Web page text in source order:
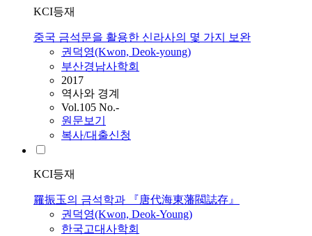
KCI등재
중국 금석문을 활용한 신라사의 몇 가지 보완
권덕영(Kwon, Deok-young)
부산경남사학회
2017
역사와 경계
Vol.105 No.-
원문보기
복사/대출신청
KCI등재
羅振玉의 금석학과 『唐代海東藩閥誌存』
권덕영(Kwon, Deok-Young)
한국고대사학회